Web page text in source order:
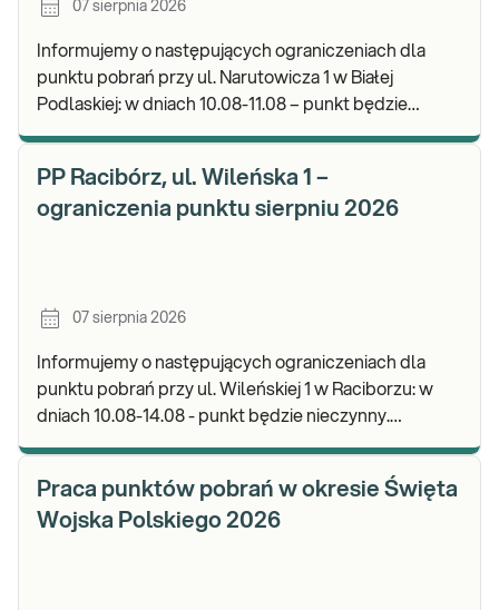
07 sierpnia 2026
Informujemy o następujących ograniczeniach dla
punktu pobrań przy ul. Narutowicza 1 w Białej
Podlaskiej: w dniach 10.08-11.08 – punkt będzie
PP Racibórz, ul. Wileńska 1 –
ograniczenia punktu sierpniu 2026
07 sierpnia 2026
Informujemy o następujących ograniczeniach dla
punktu pobrań przy ul. Wileńskiej 1 w Raciborzu: w
dniach 10.08-14.08 - punkt będzie nieczynny.
Praca punktów pobrań w okresie Święta
Wojska Polskiego 2026